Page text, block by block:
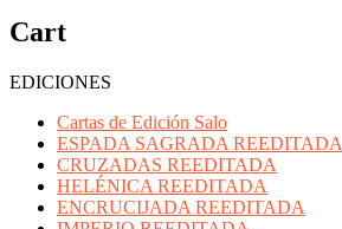
Cart
EDICIONES
Cartas de Edición Salo
ESPADA SAGRADA REEDITADA
CRUZADAS REEDITADA
HELÉNICA REEDITADA
ENCRUCIJADA REEDITADA